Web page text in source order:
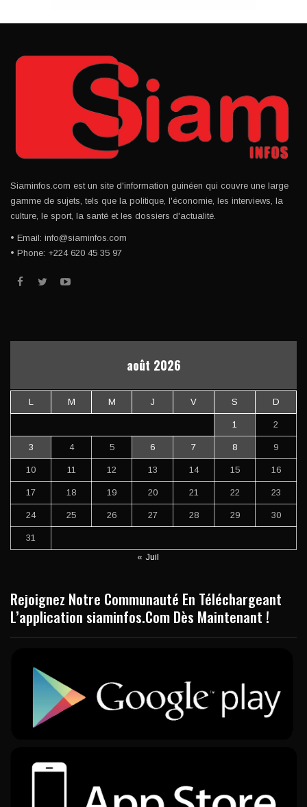
Siaminfos.com est un site d'information guinéen qui couvre une large
gamme de sujets, tels que la politique, l'économie, les interviews, la
culture, le sport, la santé et les dossiers d'actualité.
• Email: info@siaminfos.com
• Phone: +224 620 45 35 97
août 2026
L M M J V S D
1 2
3 4 5 6 7 8 9
10 11 12 13 14 15 16
17 18 19 20 21 22 23
24 25 26 27 28 29 30
31
« Juil
Rejoignez Notre Communauté En Téléchargeant
L’application siaminfos.Com Dès Maintenant !